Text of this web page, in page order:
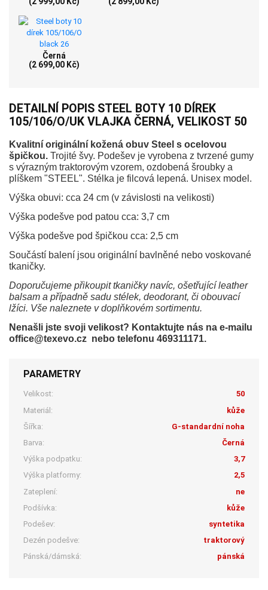
Černá
(2 699,00 Kč)
DETAILNÍ POPIS STEEL BOTY 10 DÍREK
105/106/O/UK VLAJKA ČERNÁ, VELIKOST 50
Kvalitní originální kožená obuv Steel s ocelovou
špičkou. Trojité švy. Podešev je vyrobena z tvrzené gumy
s výrazným traktorovým vzorem, ozdobená šroubky a
plíškem "STEEL". Stélka je filcová lepená. Unisex model.
Výška obuvi: cca 24 cm (v závislosti na velikosti)
Výška podešve pod patou cca: 3,7 cm
Výška podešve pod špičkou cca: 2,5 cm
Součástí balení jsou originální bavlněné nebo voskované
tkaničky.
Doporučujeme přikoupit tkaničky navíc, ošetřující leather
balsam a případně sadu stélek, deodorant, či obouvací
lžíci. Vše naleznete v doplňkovém sortimentu.
Nenašli jste svoji velikost? Kontaktujte nás na e-mailu
office@texevo.cz nebo telefonu 469311171.
PARAMETRY
Velikost:
50
Materiál:
kůže
Šířka:
G-standardní noha
Barva:
Černá
Výška podpatku:
3,7
Výška platformy:
2,5
Zateplení:
ne
Podšívka:
kůže
Podešev:
syntetika
Dezén podešve:
traktorový
Pánská/dámská:
pánská